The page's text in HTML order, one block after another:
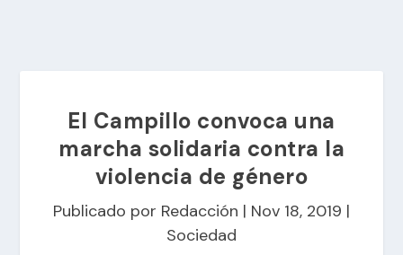
El Campillo convoca una
marcha solidaria contra la
violencia de género
Publicado por Redacción | Nov 18, 2019 |
Sociedad